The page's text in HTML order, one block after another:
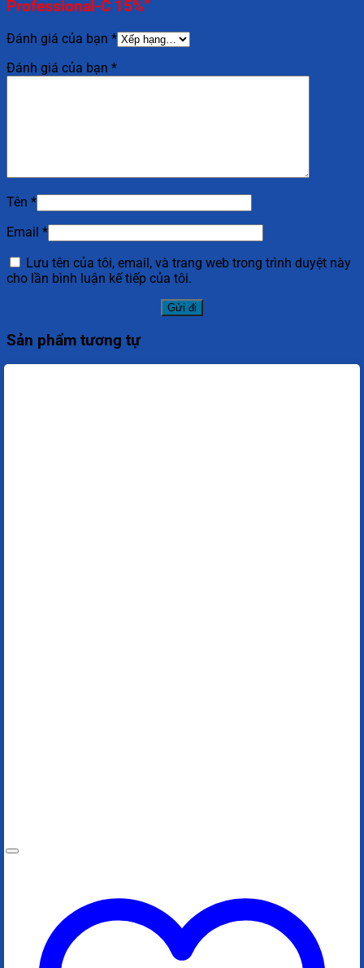
Professional-C 15%”
Đánh giá của bạn *
Đánh giá của bạn *
Tên *
Email *
Lưu tên của tôi, email, và trang web trong trình duyệt này
cho lần bình luận kế tiếp của tôi.
Sản phẩm tương tự